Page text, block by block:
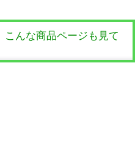
こんな商品ページも見て